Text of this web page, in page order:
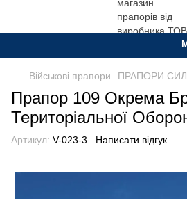
Ми
Військові прапори ПРАПОРИ
Прапор 109 Окрема
Територіальної
Артикул: V-023-3 Написати відгук